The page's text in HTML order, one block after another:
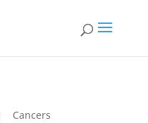
Cancers